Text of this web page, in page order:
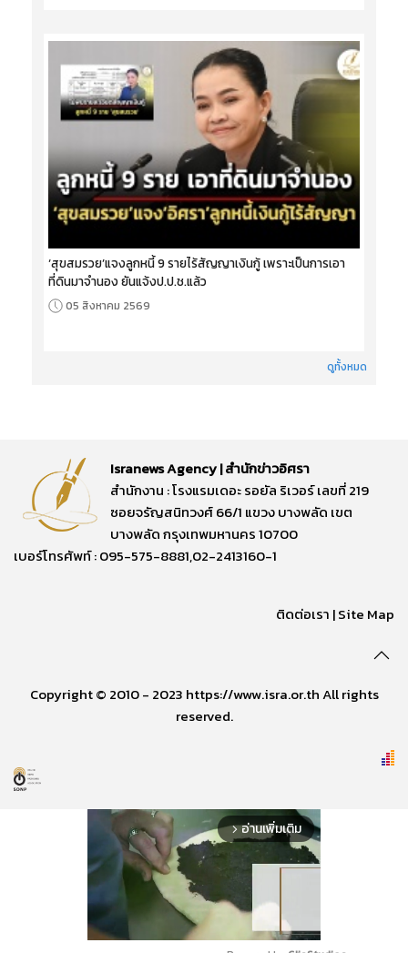
‘สุขสมรวย’แจงลูกหนี้ 9 รายไร้สัญญาเงินกู้ เพราะเป็นการเอา
ที่ดินมาจำนอง ยันแจ้งป.ป.ช.แล้ว
05 สิงหาคม 2569
ดูทั้งหมด
Isranews Agency | สำนักข่าวอิศรา
สำนักงาน : โรงแรมเดอะ รอยัล ริเวอร์ เลขที่ 219
ซอยจรัญสนิทวงศ์ 66/1 แขวง บางพลัด เขต
บางพลัด กรุงเทพมหานคร 10700
เบอร์โทรศัพท์ : 095-575-8881,02-2413160-1
ติดต่อเรา |Site Map
Copyright © 2010 - 2023 https://www.isra.or.th All rights
reserved.
arrow_forward_ios อ่านเพิ่มเติม